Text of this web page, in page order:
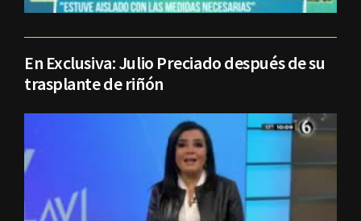
En Exclusiva: Julio Preciado después de su
trasplante de riñón